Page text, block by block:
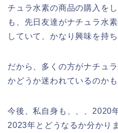
チュラ水素の商品の購入を
も、先日友達がナチュラ水
していて、かなり興味を持ち
だから、多くの方がナチュ
かどうか迷われているのかも
今後、私自身も、、、2020
2023年とどうなるか分かり